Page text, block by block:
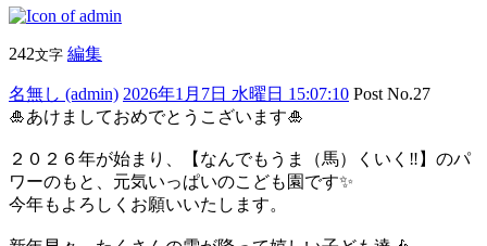
242文字 編集
名無し (admin) 2026年1月7日 水曜日 15:07:10 Post No.27
🎍あけましておめでとうこざいます🎍
２０２６年が始まり、【なんでもうま（馬）くいく‼️】のパ
ワーのもと、元気いっぱいのこども園です✨
今年もよろしくお願いいたします。